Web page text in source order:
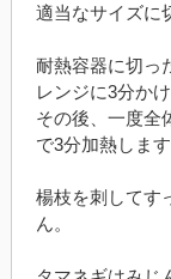
適当なサイズに
耐熱容器に切っ
レンジに3分かけ
その後、一度全
で3分加熱します
楊枝を刺してす
ん。